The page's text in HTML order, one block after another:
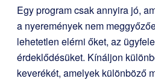
Egy program csak annyira jó,
a nyeremények nem
lehetetlen elérni őket, az
érdeklődésüket. Kínáljon
keverékét, amelyek különböző